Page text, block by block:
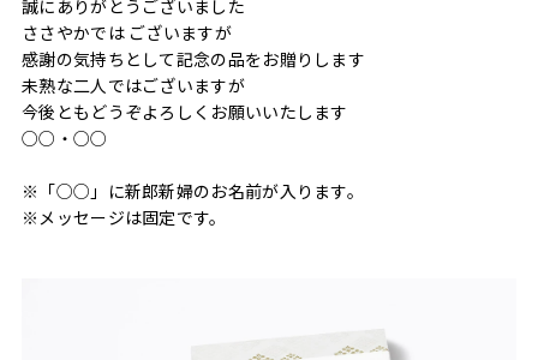
誠にありがとうございました
ささやかでは ございますが
感謝の気持ちとして記念の品をお贈りします
未熟な二人ではございますが
今後ともどうぞよろしくお願いいたします
○○・○○
※「○○」に新郎新婦のお名前が入ります。
※メッセージは固定です。